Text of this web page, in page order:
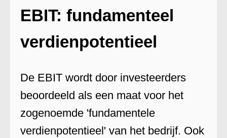
EBIT: fundamenteel
verdienpotentieel
De EBIT wordt door investeerders
beoordeeld als een maat voor het
zogenoemde 'fundamentele
verdienpotentieel' van het bedrijf. Ook